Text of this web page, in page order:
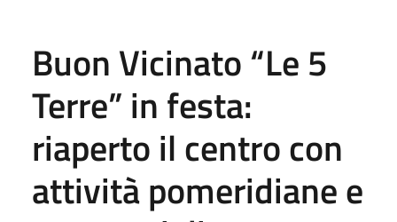
Buon Vicinato “Le 5
Terre” in festa:
riaperto il centro con
attività pomeridiane e